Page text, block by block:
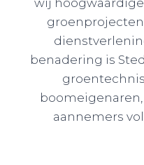
wij
benadering is
aannemers